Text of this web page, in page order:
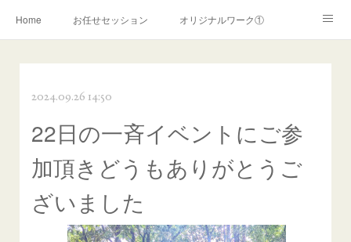
Home お任せセッション オリジナルワーク①
霊的覚醒サポート
リーブス認定ヒーリング リーブスヒーリング(~2019年)
お申込みフォーム 霊障解消ワーク コンサルテーション
お問い合わせ ＰＲＯＦＩＬＥ
2024.09.26 14:50
22日の一斉イベントにご参
加頂きどうもありがとうご
ざいました